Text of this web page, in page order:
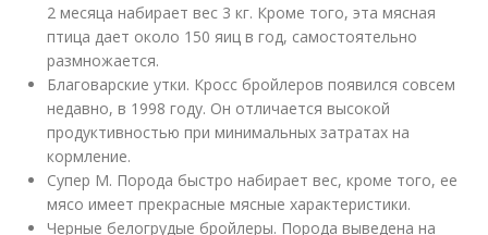
2 месяца набирает вес 3 кг. Кроме того, эта мясная
птица дает около 150 яиц в год, самостоятельно
размножается.
Благоварские утки. Кросс бройлеров появился совсем
недавно, в 1998 году. Он отличается высокой
продуктивностью при минимальных затратах на
кормление.
Супер М. Порода быстро набирает вес, кроме того, ее
мясо имеет прекрасные мясные характеристики.
Черные белогрудые бройлеры. Порода выведена на